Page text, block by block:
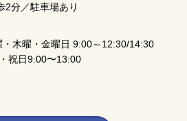
2分／駐車場あり
木曜・金曜日 9:00～12:30/14:30
祝日9:00〜13:00